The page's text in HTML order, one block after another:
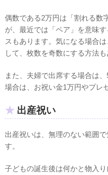
偶数である2万円は「割れる数
が、最近では「ペア」を意味
スもあります。気になる場合
して、枚数を奇数にする方法も
また、夫婦で出席する場合は
場合は、お祝い金1万円やプレ
出産祝い
出産祝いは、無理のない範囲
す。
子どもの誕生後は何かと物入